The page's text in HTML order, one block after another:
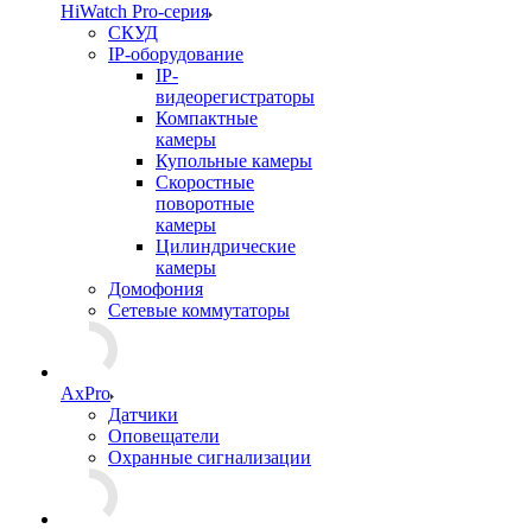
HiWatch Pro-серия
CКУД
IP-оборудование
IP-
видеорегистраторы
Компактные
камеры
Купольные камеры
Скоростные
поворотные
камеры
Цилиндрические
камеры
Домофония
Сетевые коммутаторы
AxPro
Датчики
Оповещатели
Охранные сигнализации